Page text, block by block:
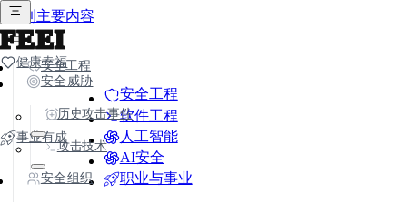
跳到主要内容
FEEI
健康幸福
事业有成
安全工程
软件工程
人工智能
AI安全
职业与事业
安全工程
安全威胁
历史攻击事件
攻击技术
安全组织